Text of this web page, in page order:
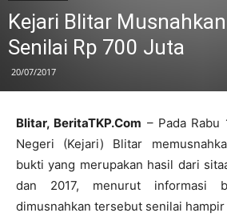
Kejari Blitar
Senilai Rp 700 Juta
20/07/2017
Blitar, BeritaTKP.Com – Pada Rabu
Negeri (Kejari) Blitar
bukti yang merupakan hasil dari
dan 2017, menurut informasi
dimusnahkan tersebut senilai hampir